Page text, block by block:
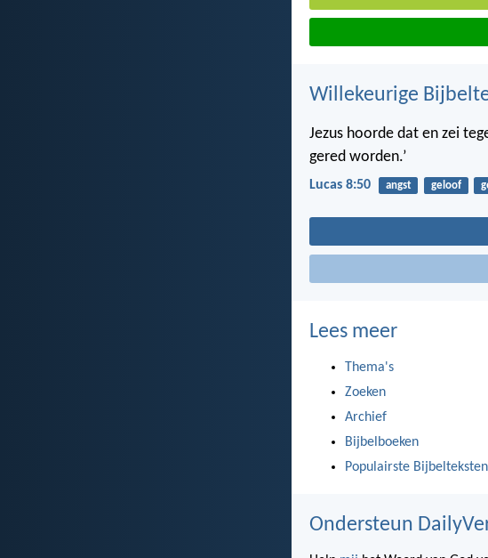
Willekeurige
Jezus hoorde dat en zei
gered worden.’
Lucas 8:50 angst geloof
Lees meer
Thema's
Zoeken
Archief
Bijbelboeken
Populairste Bijbelteksten
Ondersteun